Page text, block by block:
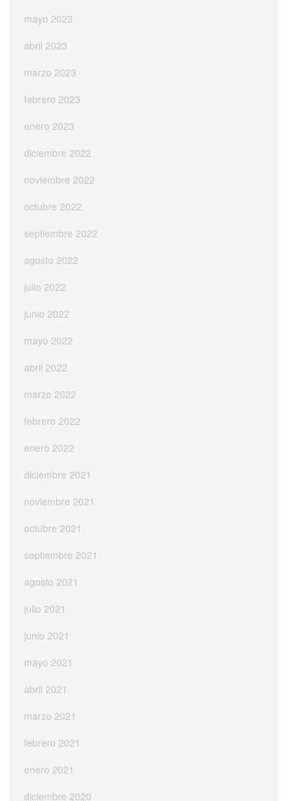
mayo 2023
abril 2023
marzo 2023
febrero 2023
enero 2023
diciembre 2022
noviembre 2022
octubre 2022
septiembre 2022
agosto 2022
julio 2022
junio 2022
mayo 2022
abril 2022
marzo 2022
febrero 2022
enero 2022
diciembre 2021
noviembre 2021
octubre 2021
septiembre 2021
agosto 2021
julio 2021
junio 2021
mayo 2021
abril 2021
marzo 2021
febrero 2021
enero 2021
diciembre 2020